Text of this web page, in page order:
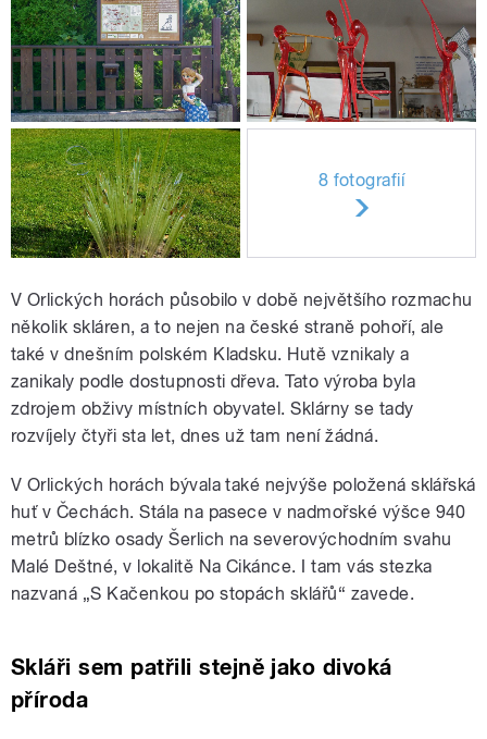
8 fotografií
V Orlických horách působilo v době největšího rozmachu
několik skláren, a to nejen na české straně pohoří, ale
také v dnešním polském Kladsku. Hutě vznikaly a
zanikaly podle dostupnosti dřeva. Tato výroba byla
zdrojem obživy místních obyvatel. Sklárny se tady
rozvíjely čtyři sta let, dnes už tam není žádná.
V Orlických horách bývala také nejvýše položená sklářská
huť v Čechách. Stála na pasece v nadmořské výšce 940
metrů blízko osady Šerlich na severovýchodním svahu
Malé Deštné, v lokalitě Na Cikánce. I tam vás stezka
nazvaná „S Kačenkou po stopách sklářů“ zavede.
Skláři sem patřili stejně jako divoká
příroda